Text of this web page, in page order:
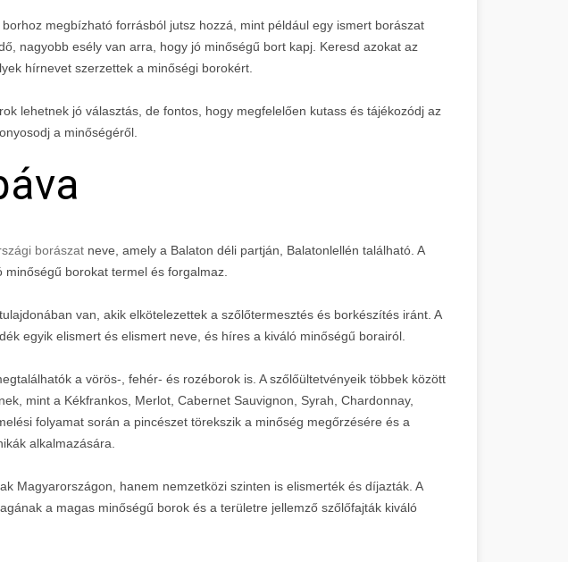
megbízható forrásból jutsz hozzá, mint például egy ismert borászat
nagyobb esély van arra, hogy jó minőségű bort kapj. Keresd azokat az
hírnevet szerzettek a minőségi borokért.
lehetnek jó választás, de fontos, hogy megfelelően kutass és tájékozódj az
a minőségéről.
borászat neve, amely a Balaton déli partján, Balatonlellén található. A
minőségű borokat termel és forgalmaz.
van, akik elkötelezettek a szőlőtermesztés és borkészítés iránt. A
egyik elismert és elismert neve, és híres a kiváló minőségű borairól.
a vörös-, fehér- és rozéborok is. A szőlőültetvényeik többek között
mint a Kékfrankos, Merlot, Cabernet Sauvignon, Syrah, Chardonnay,
folyamat során a pincészet törekszik a minőség megőrzésére és a
alkalmazására.
Magyarországon, hanem nemzetközi szinten is elismerték és díjazták. A
a magas minőségű borok és a területre jellemző szőlőfajták kiváló